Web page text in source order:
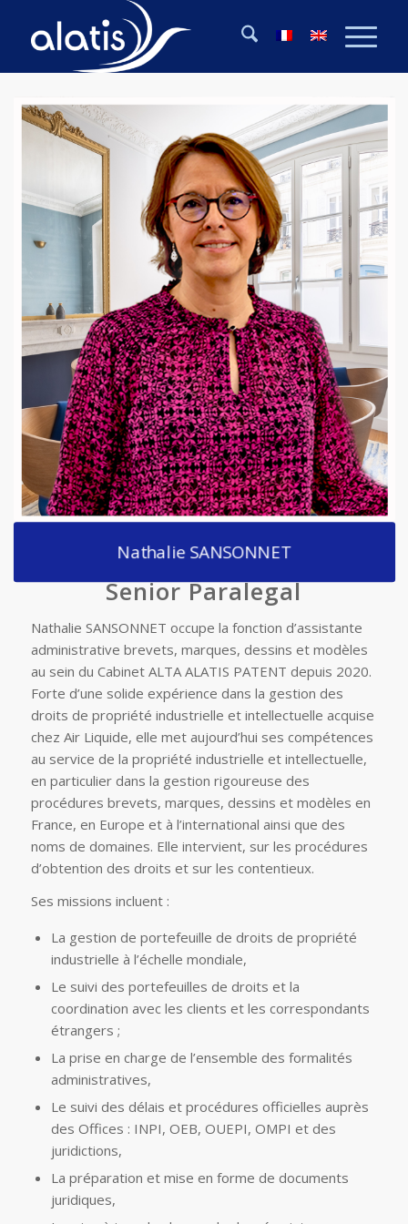
Nathalie SANSONNET
Senior Paralegal
Nathalie SANSONNET occupe la fonction d’assistante
administrative brevets, marques, dessins et modèles
au sein du Cabinet ALTA ALATIS PATENT depuis 2020.
Forte d’une solide expérience dans la gestion des
droits de propriété industrielle et intellectuelle acquise
chez Air Liquide, elle met aujourd’hui ses compétences
au service de la propriété industrielle et intellectuelle,
en particulier dans la gestion rigoureuse des
procédures brevets, marques, dessins et modèles en
France, en Europe et à l’international ainsi que des
noms de domaines. Elle intervient, sur les procédures
d’obtention des droits et sur les contentieux.
Ses missions incluent :
La gestion de portefeuille de droits de propriété
industrielle à l’échelle mondiale,
Le suivi des portefeuilles de droits et la
coordination avec les clients et les correspondants
étrangers ;
La prise en charge de l’ensemble des formalités
administratives,
Le suivi des délais et procédures officielles auprès
des Offices : INPI, OEB, OUEPI, OMPI et des
juridictions,
La préparation et mise en forme de documents
juridiques,